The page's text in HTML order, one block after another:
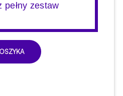
zestaw